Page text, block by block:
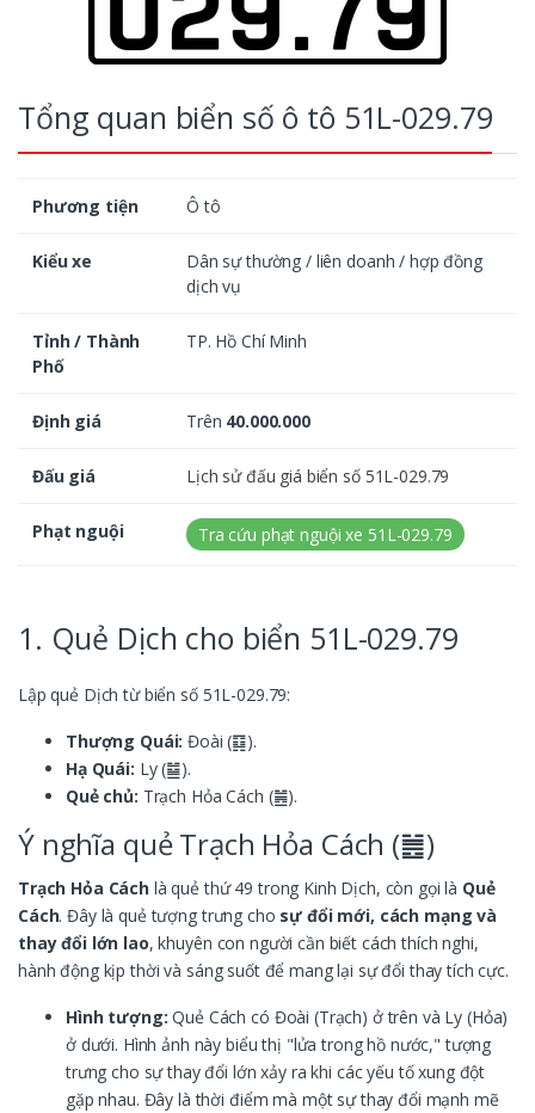
Tổng quan biển số ô tô 51L-029.79
Phương tiện Ô tô
Kiểu xe
Dân sự thường / liên doanh / hợp đồng
dịch vụ
Tỉnh / Thành
Phố
TP. Hồ Chí Minh
Định giá Trên 40.000.000
Đấu giá Lịch sử đấu giá biển số 51L-029.79
Phạt nguội Tra cứu phạt nguội xe 51L-029.79
1. Quẻ Dịch cho biển 51L-029.79
Lập quẻ Dịch từ biển số 51L-029.79:
Thượng Quái: Đoài (䷃).
Hạ Quái: Ly (䷄).
Quẻ chủ: Trạch Hỏa Cách (䷰).
Ý nghĩa quẻ Trạch Hỏa Cách (䷰)
Trạch Hỏa Cách là quẻ thứ 49 trong Kinh Dịch, còn gọi là Quẻ
Cách. Đây là quẻ tượng trưng cho sự đổi mới, cách mạng và
thay đổi lớn lao, khuyên con người cần biết cách thích nghi,
hành động kịp thời và sáng suốt để mang lại sự đổi thay tích cực.
Hình tượng: Quẻ Cách có Đoài (Trạch) ở trên và Ly (Hỏa)
ở dưới. Hình ảnh này biểu thị "lửa trong hồ nước," tượng
trưng cho sự thay đổi lớn xảy ra khi các yếu tố xung đột
gặp nhau. Đây là thời điểm mà một sự thay đổi mạnh mẽ